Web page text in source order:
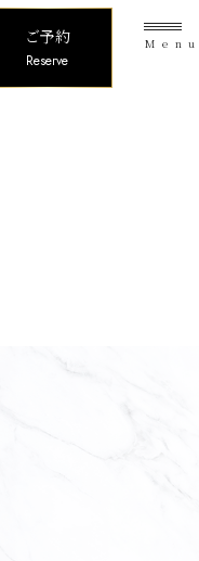
ご予約
Reserve